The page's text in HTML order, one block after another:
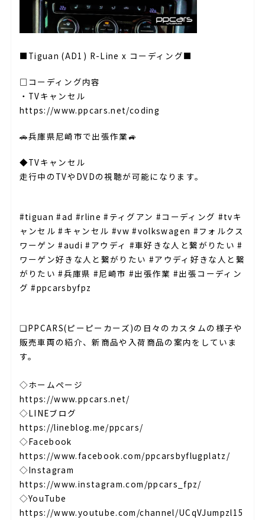
■Tiguan (AD1) R-Line x コーディング■
□コーディング内容⁣
・TVキャンセル⁣
https://www.ppcars.net/coding
🚗兵庫県尼崎市で出張作業🚙⁣
◆TVキャンセル⁣
走行中のTVやDVDの視聴が可能になります。⁣
#tiguan #ad #rline #ティグアン #コーディング #tvキ
ャンセル #キャンセル #vw #volkswagen #フォルクス
ワーゲン #audi #アウディ #車好きな人と繋がりたい #
ワーゲン好きな人と繋がりたい #アウディ好きな人と繋
がりたい #兵庫県 #尼崎市 #出張作業 #出張コーディン
グ #ppcarsbyfpz
❏PPCARS(ピーピーカーズ)の日々のカスタムの様子や
販売車両の紹介、新商品や入荷商品の案内をしていま
す。⁣⁣
◇ホームページ
https://www.ppcars.net/
◇LINEブログ
https://lineblog.me/ppcars/
◇Facebook
https://www.facebook.com/ppcarsbyflugplatz/
◇Instagram
https://www.instagram.com/ppcars_fpz/
◇YouTube
https://www.youtube.com/channel/UCqVJumpzl15